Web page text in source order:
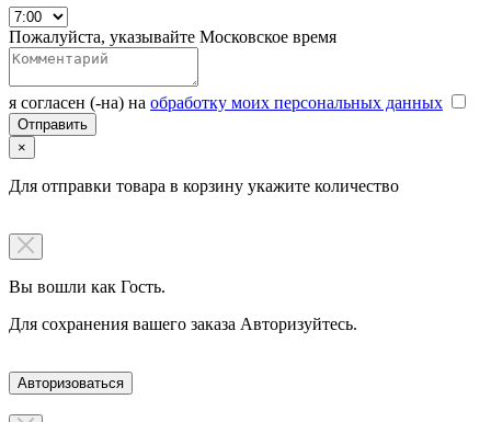
Пожалуйста, указывайте Московское время
я согласен (-на) на обработку моих персональных данных
×
Для отправки товара в корзину укажите количество
Вы вошли как Гость.
Для сохранения вашего заказа Авторизуйтесь.
Авторизоваться